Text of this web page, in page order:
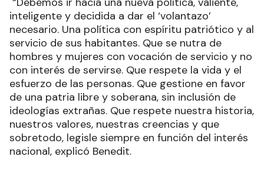
inteligente y decidida a dar el ‘volantazo’
necesario. Una política con espíritu patriótico y al
servicio de sus habitantes. Que se nutra de
hombres y mujeres con vocación de servicio y no
con interés de servirse. Que respete la vida y el
esfuerzo de las personas. Que gestione en favor
de una patria libre y soberana, sin inclusión de
ideologías extrañas. Que respete nuestra historia,
nuestros valores, nuestras creencias y que
sobretodo, legisle siempre en función del interés
nacional, explicó Benedit.